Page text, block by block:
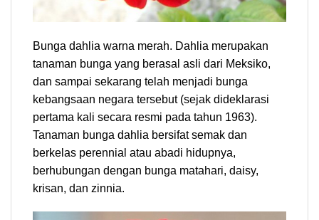
Bunga dahlia warna merah. Dahlia merupakan
tanaman bunga yang berasal asli dari Meksiko,
dan sampai sekarang telah menjadi bunga
kebangsaan negara tersebut (sejak dideklarasi
pertama kali secara resmi pada tahun 1963).
Tanaman bunga dahlia bersifat semak dan
berkelas perennial atau abadi hidupnya,
berhubungan dengan bunga matahari, daisy,
krisan, dan zinnia.